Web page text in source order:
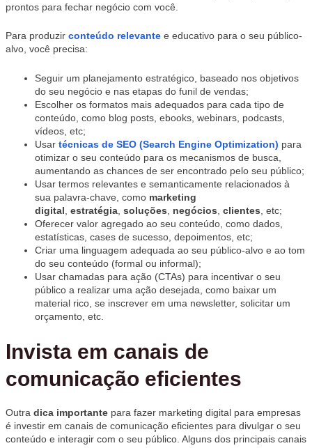
prontos para fechar negócio com você.
Para produzir conteúdo relevantee educativo para o seu público-
alvo, você precisa:
Seguir um planejamento estratégico, baseado nos objetivos
do seu negócio e nas etapas do funil de vendas;
Escolher os formatos mais adequados para cada tipo de
conteúdo, como blog posts, ebooks, webinars, podcasts,
vídeos, etc;
Usar técnicas de SEO (Search Engine Optimization) para
otimizar o seu conteúdo para os mecanismos de busca,
aumentando as chances de ser encontrado pelo seu público;
Usar termos relevantes e semanticamente relacionados à
sua palavra-chave, como marketing
digital estratégia, soluções negócios clientes , etc;
Oferecer valor agregado ao seu conteúdo, como dados,
estatísticas, cases de sucesso, depoimentos, etc;
Criar uma linguagem adequada ao seu público-alvo e ao tom
do seu conteúdo (formal ou informal);
Usar chamadas para ação (CTAs) para incentivar o seu
público a realizar uma ação desejada, como baixar um
material rico, se inscrever em uma newsletter, solicitar um
orçamento, etc.
Invista em canais de
comunicação eficientes
Outra dica importantepara fazer marketing digital para empresas
é investir em canais de comunicação eficientes para divulgar o seu
conteúdo e interagir com o seu público. Alguns dos principais canais